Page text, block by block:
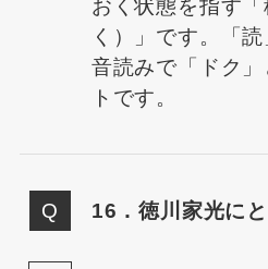
おく状態を指す
く）」です。「
音読みで「ドク
トです。
16．徳川家光に